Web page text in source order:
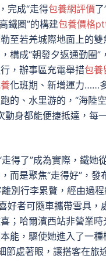
完成“走得包養網評價
鐵圈”的構建包養價格
至若羌城際地面上的
構成“朝發夕返通勤圈
，辦事區充電舉措包養
化班期、新增運力……
的、水里游的，“海陸
動身都能便捷抵達，每
得了”成為實際，鐵
而是聚焦“走得好”，發
別行李累贅，經由過
好者可隨車攜帶雪具
；哈爾濱西站非營業
能，驅使她進入了一
處著眼，讓搭客在旅